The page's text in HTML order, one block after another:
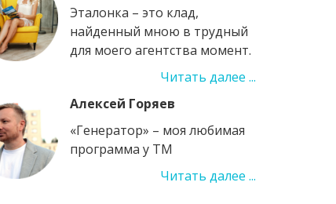
Эталонка – это клад,
найденный мною в трудный
для моего агентства момент.
Читать далее ...
Алексей Горяев
«Генератор» – моя любимая
программа у ТМ
Читать далее ...